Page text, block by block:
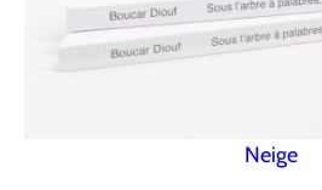
Neige